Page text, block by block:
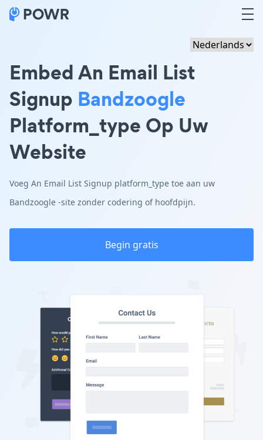
Embed An Email List
Signup Bandzoogle
Platform_type Op Uw
Website
Voeg An Email List Signup platform_type toe aan uw
Bandzoogle -site zonder codering of hoofdpijn.
Begin gratis